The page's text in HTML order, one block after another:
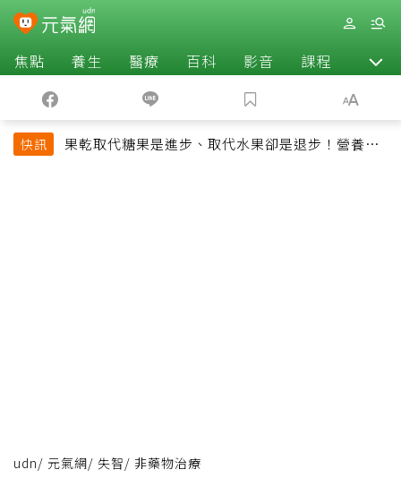
焦點 養生 醫療 百科 影音 課程 退休
快訊
果乾取代糖果是進步、取代水果卻是退步！營養師
udn/ 元氣網/ 失智/ 非藥物治療